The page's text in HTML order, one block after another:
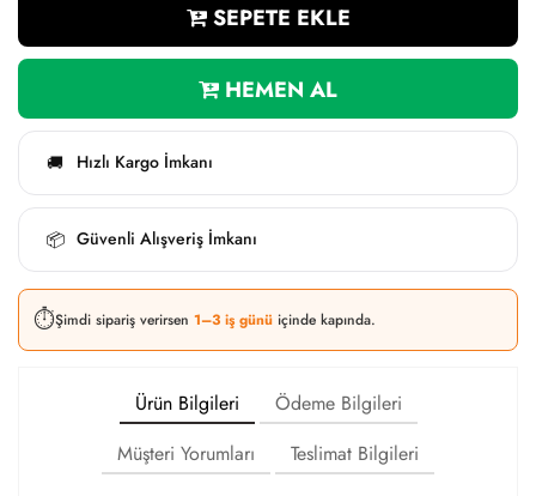
SEPETE EKLE
HEMEN AL
🚚 Hızlı Kargo İmkanı
📦 Güvenli Alışveriş İmkanı
⏱️Şimdi sipariş verirsen 1–3 iş günü içinde kapında.
Ürün Bilgileri
Ödeme Bilgileri
Müşteri Yorumları
Teslimat Bilgileri